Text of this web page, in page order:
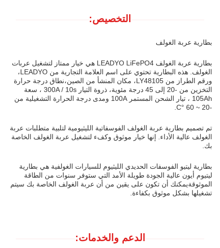
التخصيص:
بطارية عربة الغولف
بطارية عربة الغولف LEADYO LiFePO4 هي خيار ممتاز لتشغيل عربات
الغولف. هذه البطارية تحتوي على اسم العلامة التجارية من LEADYO،
ورقم الطراز من LY48105، مكان المنشأ من الصين،نطاق درجة حرارة
التخزين من -20 إلى 45 درجة مئوية، ذروة التيار 300A / 10s ، سعة
105Ah ، تيار الشحن المستمر 100A ومدى درجة الحرارة التشغيلية من
-20 ~ 60 °C.
تم تصميم بطارية عربة الغولف الفوسفاتية الليثيومية لتلبية متطلبات عربة
الغولف عالية الأداء. إنها خيار موثوق وكفء لتشغيل عربة الغولف الخاصة
بك.
بطارية ليتيو الفوسفات الحديدي الليثيوم للسيارات الغولفية هي بطارية
ليتيوم أيون عالية الجودة طويلة الأمد التي ستوفر سنوات من الطاقة
الموثوقةيمكنك أن تكون على يقين من أن عربة الغولف الخاصة بك سيتم
تشغيلها بشكل موثوق بكفاءة.
الدعم والخدمات: